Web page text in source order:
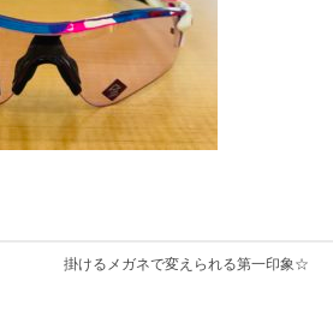
掛けるメガネで変えられる第一印象☆